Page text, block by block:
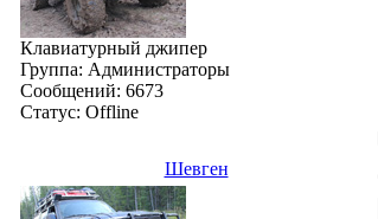
Клавиатурный джипер
Группа: Администраторы
Сообщений: 6673
Статус: Offline
Шевген